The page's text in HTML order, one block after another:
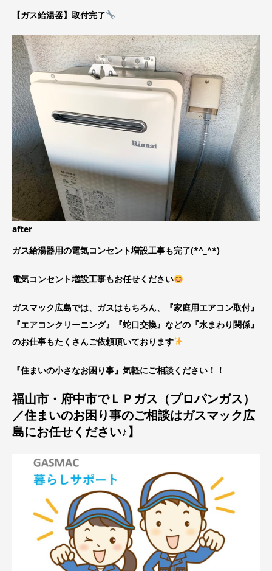
【ガス給湯器】取付完了
after
ガス給湯器用の電気コンセント増設工事も完了(*^_^*)
電気コンセント増設工事もお任せください
ガスマック広島では、ガスはもちろん、『家庭用エアコン取付』
『エアコンクリーニング』『蛇口交換』などの『水まわり関係』
のお仕事もたくさんご依頼頂いております
『住まいの小さなお困り事』気軽にご相談ください！！
福山市・府中市でＬＰガス（プロパンガス）
／住まいのお困り事のご相談はガスマック広
島にお任せください♪】